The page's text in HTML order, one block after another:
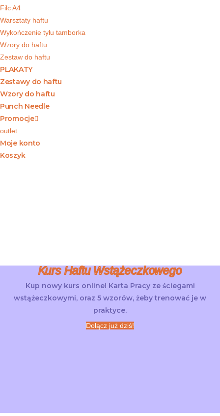
Filc A4
Warsztaty haftu
Wykończenie tyłu tamborka
Wzory do haftu
Zestaw do haftu
PLAKATY
Zestawy do haftu
Wzory do haftu
Punch Needle
Promocje
outlet
Moje konto
Koszyk
Kurs Haftu Wstążeczkowego
Kup nowy kurs online! Karta Pracy ze ściegami
wstążeczkowymi, oraz 5 wzorów, żeby trenować je w
praktyce.
Dołącz już dziś!